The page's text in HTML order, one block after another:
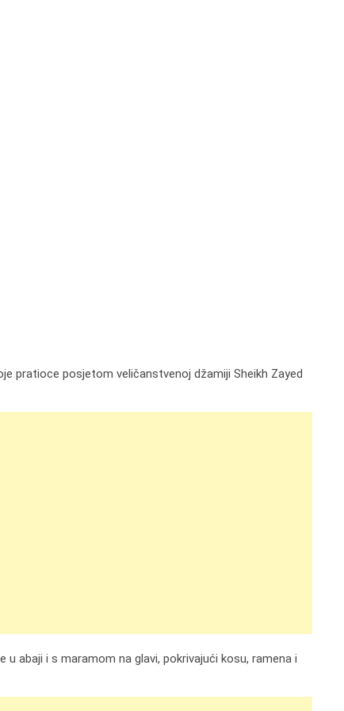
pratioce posjetom veličanstvenoj džamiji Sheikh Zayed
abaji i s maramom na glavi, pokrivajući kosu, ramena i